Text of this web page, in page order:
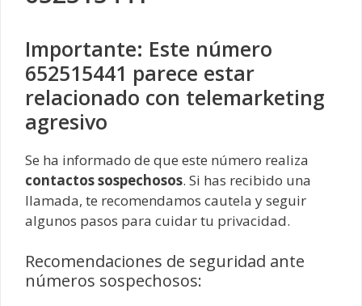
Importante: Este número
652515441 parece estar
relacionado con telemarketing
agresivo
Se ha informado de que este número realiza
contactos sospechosos. Si has recibido una
llamada, te recomendamos cautela y seguir
algunos pasos para cuidar tu privacidad.
Recomendaciones de seguridad ante
números sospechosos: